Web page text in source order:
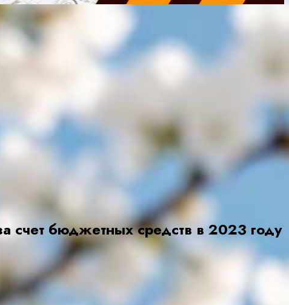
счет бюджетных средств в 2023 году